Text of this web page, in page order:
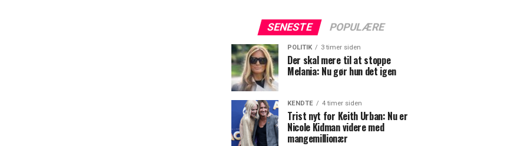
SENESTE POPULÆRE
POLITIK 3 timer siden
Der skal mere til at stoppe
Melania: Nu gør hun det igen
KENDTE 4 timer siden
Trist nyt for Keith Urban: Nu er
Nicole Kidman videre med
mangemillionær